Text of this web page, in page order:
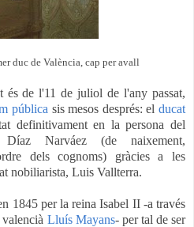
duc de València, cap per avall
és de l'11 de juliol de l'any passat,
pública sis mesos després: elducat
definitivament en la persona del
Díaz Narváez (de naixement,
dels cognoms) gràcies a les
nobiliarista, Luis Vallterra.
1845 per la reina Isabel II -a través
Lluís Mayans- per tal de ser